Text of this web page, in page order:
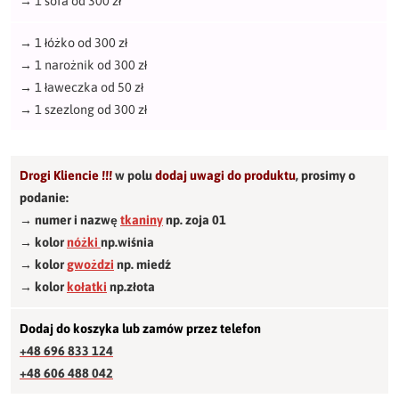
→ 1 łóżko od 300 zł
→ 1 narożnik od 300 zł
→ 1 ławeczka od 50 zł
→ 1 szezlong od 300 zł
Drogi Kliencie !!!w poludodaj uwagi do produktu,prosimy o
podanie:
→ numer i nazwętkaninynp. zoja 01
→ kolornóżki np.wiśnia
→ kolorgwożdzi np. miedź
→ kolorkołatki np.złota
Dodaj do koszyka lub zamów przez telefon
+48 696 833 124
+48 606 488 042